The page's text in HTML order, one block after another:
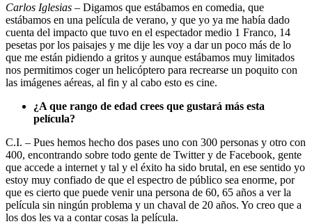
Carlos Iglesias – Digamos que estábamos en comedia, que
estábamos en una película de verano, y que yo ya me había dado
cuenta del impacto que tuvo en el espectador medio 1 Franco, 14
pesetas por los paisajes y me dije les voy a dar un poco más de lo
que me están pidiendo a gritos y aunque estábamos muy limitados
nos permitimos coger un helicóptero para recrearse un poquito con
las imágenes aéreas, al fin y al cabo esto es cine.
¿A que rango de edad crees que gustará más esta
película?
C.I. – Pues hemos hecho dos pases uno con 300 personas y otro con
400, encontrando sobre todo gente de Twitter y de Facebook, gente
que accede a internet y tal y el éxito ha sido brutal, en ese sentido yo
estoy muy confiado de que el espectro de público sea enorme, por
que es cierto que puede venir una persona de 60, 65 años a ver la
película sin ningún problema y un chaval de 20 años. Yo creo que a
los dos les va a contar cosas la película.